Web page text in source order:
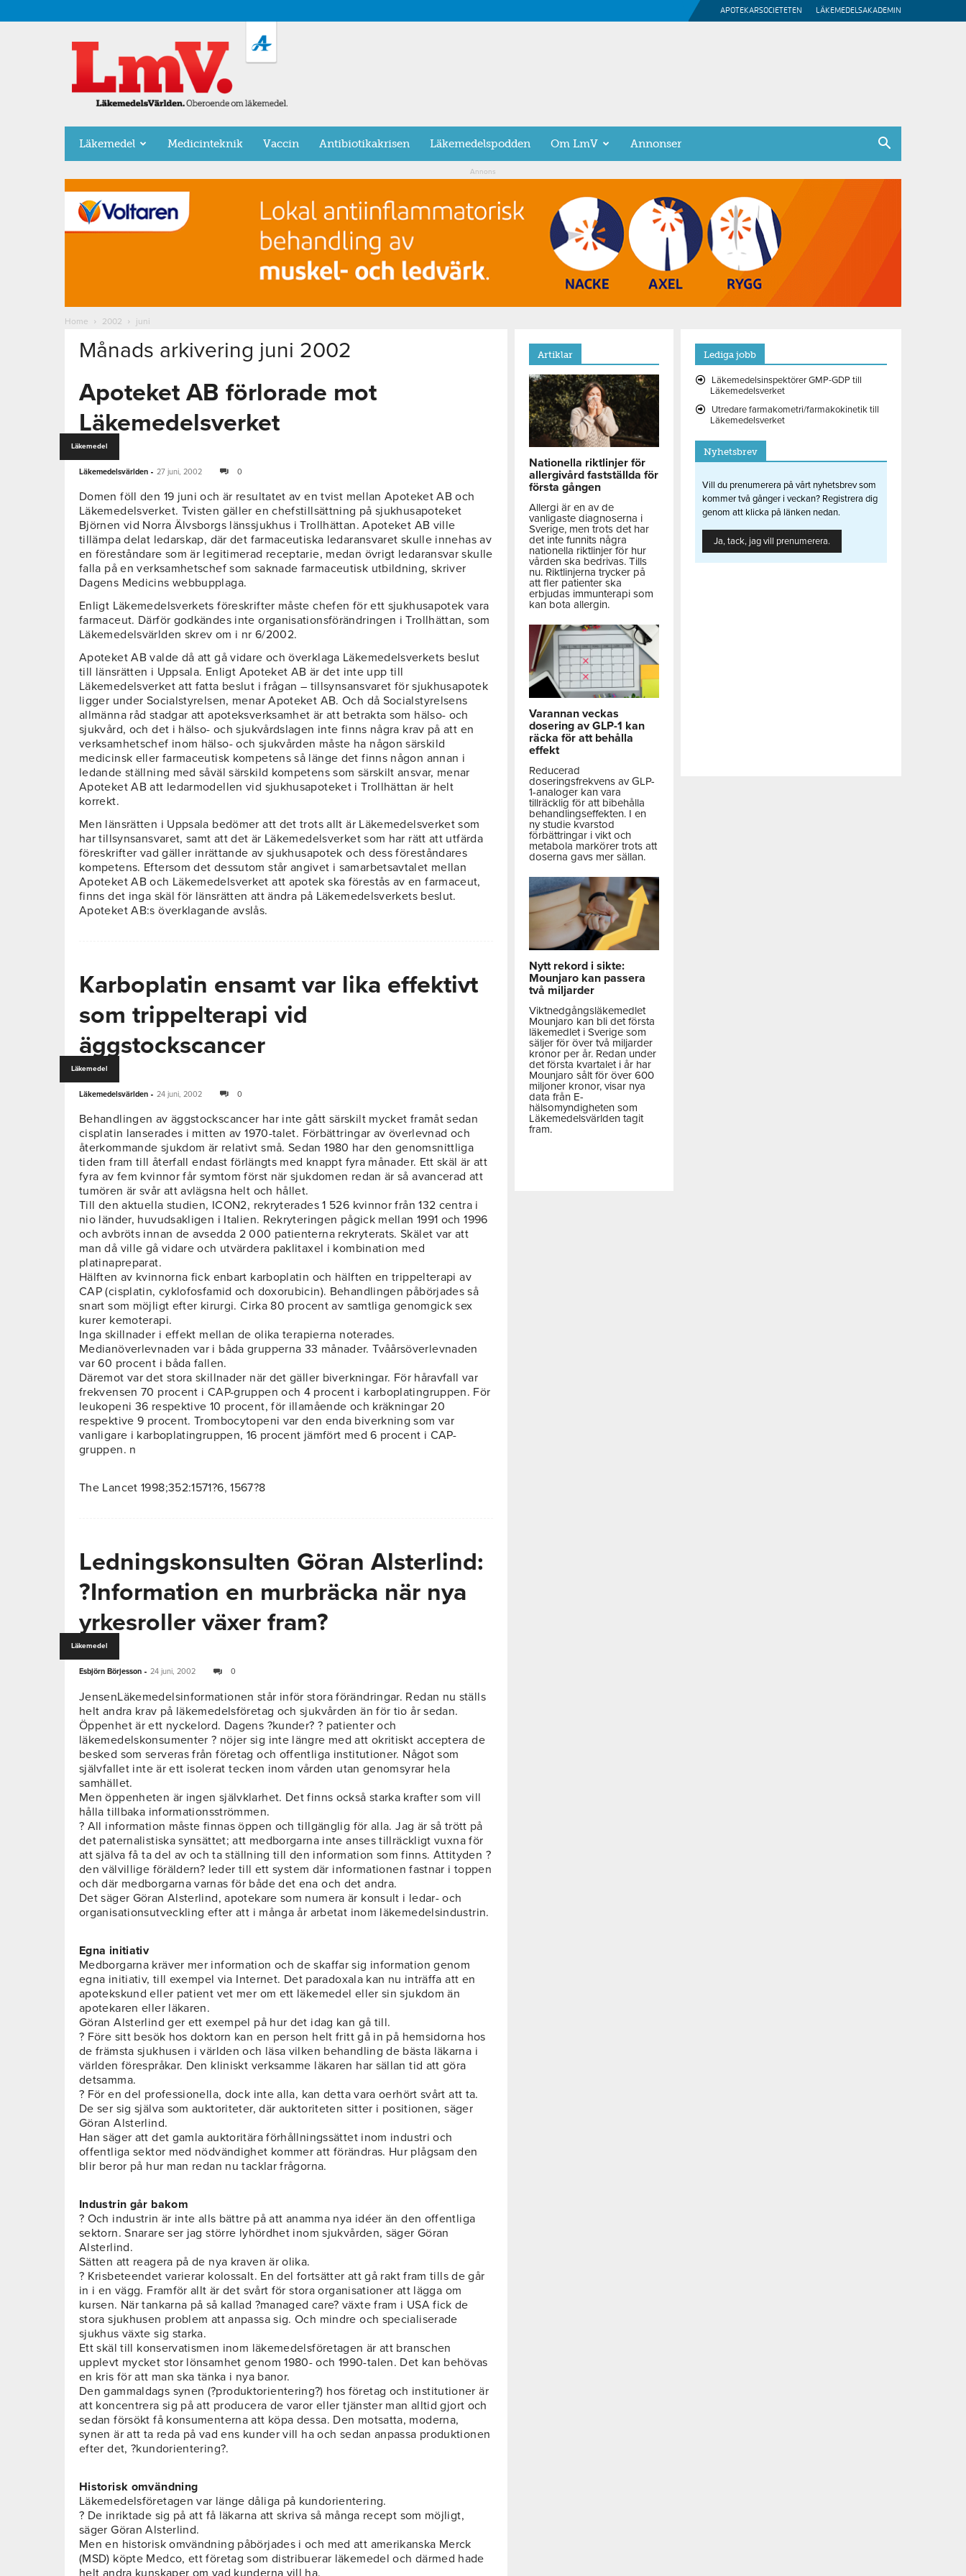
APOTEKARSOCIETETEN LÄKEMEDELSAKADEMIN
LäkemedelsVärlden
Läkemedel Medicinteknik Vaccin Antibiotikakrisen Läkemedelspodden Om LmV Annonser
Annons
Home 2002 juni
Månads arkivering juni 2002
Apoteket AB förlorade mot
Läkemedelsverket
Läkemedel
Läkemedelsvärlden - 27 juni, 2002 0
Domen föll den 19 juni och är resultatet av en tvist mellan Apoteket AB och
Läkemedelsverket. Tvisten gäller en chefstillsättning på sjukhusapoteket
Björnen vid Norra Älvsborgs länssjukhus i Trollhättan. Apoteket AB ville
tillämpa delat ledarskap, där det farmaceutiska ledaransvaret skulle innehas av
en föreståndare som är legitimerad receptarie, medan övrigt ledaransvar skulle
falla på en verksamhetschef som saknade farmaceutisk utbildning, skriver
Dagens Medicins webbupplaga.
Enligt Läkemedelsverkets föreskrifter måste chefen för ett sjukhusapotek vara
farmaceut. Därför godkändes inte organisationsförändringen i Trollhättan, som
Läkemedelsvärlden skrev om i nr 6/2002.
Apoteket AB valde då att gå vidare och överklaga Läkemedelsverkets beslut
till länsrätten i Uppsala. Enligt Apoteket AB är det inte upp till
Läkemedelsverket att fatta beslut i frågan – tillsynsansvaret för sjukhusapotek
ligger under Socialstyrelsen, menar Apoteket AB. Och då Socialstyrelsens
allmänna råd stadgar att apoteksverksamhet är att betrakta som hälso- och
sjukvård, och det i hälso- och sjukvårdslagen inte finns några krav på att en
verksamhetschef inom hälso- och sjukvården måste ha någon särskild
medicinsk eller farmaceutisk kompetens så länge det finns någon annan i
ledande ställning med såväl särskild kompetens som särskilt ansvar, menar
Apoteket AB att ledarmodellen vid sjukhusapoteket i Trollhättan är helt
korrekt.
Men länsrätten i Uppsala bedömer att det trots allt är Läkemedelsverket som
har tillsynsansvaret, samt att det är Läkemedelsverket som har rätt att utfärda
föreskrifter vad gäller inrättande av sjukhusapotek och dess föreståndares
kompetens. Eftersom det dessutom står angivet i samarbetsavtalet mellan
Apoteket AB och Läkemedelsverket att apotek ska förestås av en farmaceut,
finns det inga skäl för länsrätten att ändra på Läkemedelsverkets beslut.
Apoteket AB:s överklagande avslås.
Karboplatin ensamt var lika effektivt
som trippelterapi vid
äggstockscancer
Läkemedel
Läkemedelsvärlden - 24 juni, 2002 0
Behandlingen av äggstockscancer har inte gått särskilt mycket framåt sedan
cisplatin lanserades i mitten av 1970-talet. Förbättringar av överlevnad och
återkommande sjukdom är relativt små. Sedan 1980 har den genomsnittliga
tiden fram till återfall endast förlängts med knappt fyra månader. Ett skäl är att
fyra av fem kvinnor får symtom först när sjukdomen redan är så avancerad att
tumören är svår att avlägsna helt och hållet.
Till den aktuella studien, ICON2, rekryterades 1 526 kvinnor från 132 centra i
nio länder, huvudsakligen i Italien. Rekryteringen pågick mellan 1991 och 1996
och avbröts innan de avsedda 2 000 patienterna rekryterats. Skälet var att
man då ville gå vidare och utvärdera paklitaxel i kombination med
platinapreparat.
Hälften av kvinnorna fick enbart karboplatin och hälften en trippelterapi av
CAP (cisplatin, cyklofosfamid och doxorubicin). Behandlingen påbörjades så
snart som möjligt efter kirurgi. Cirka 80 procent av samtliga genomgick sex
kurer kemoterapi.
Inga skillnader i effekt mellan de olika terapierna noterades.
Medianöverlevnaden var i båda grupperna 33 månader. Tvåårsöverlevnaden
var 60 procent i båda fallen.
Däremot var det stora skillnader när det gäller biverkningar. För håravfall var
frekvensen 70 procent i CAP-gruppen och 4 procent i karboplatingruppen. För
leukopeni 36 respektive 10 procent, för illamående och kräkningar 20
respektive 9 procent. Trombocytopeni var den enda biverkning som var
vanligare i karboplatingruppen, 16 procent jämfört med 6 procent i CAP-
gruppen. n
The Lancet 1998;352:1571?6, 1567?8
Ledningskonsulten Göran Alsterlind:
?Information en murbräcka när nya
yrkesroller växer fram?
Läkemedel
Esbjörn Börjesson - 24 juni, 2002 0
JensenLäkemedelsinformationen står inför stora förändringar. Redan nu ställs
helt andra krav på läkemedelsföretag och sjukvården än för tio år sedan.
Öppenhet är ett nyckelord. Dagens ?kunder? ? patienter och
läkemedelskonsumenter ? nöjer sig inte längre med att okritiskt acceptera de
besked som serveras från företag och offentliga institutioner. Något som
självfallet inte är ett isolerat tecken inom vården utan genomsyrar hela
samhället.
Men öppenheten är ingen självklarhet. Det finns också starka krafter som vill
hålla tillbaka informationsströmmen.
? All information måste finnas öppen och tillgänglig för alla. Jag är så trött på
det paternalistiska synsättet; att medborgarna inte anses tillräckligt vuxna för
att själva få ta del av och ta ställning till den information som finns. Attityden ?
den välvillige föräldern? leder till ett system där informationen fastnar i toppen
och där medborgarna varnas för både det ena och det andra.
Det säger Göran Alsterlind, apotekare som numera är konsult i ledar- och
organisationsutveckling efter att i många år arbetat inom läkemedelsindustrin.
Egna initiativ
Medborgarna kräver mer information och de skaffar sig information genom
egna initiativ, till exempel via Internet. Det paradoxala kan nu inträffa att en
apotekskund eller patient vet mer om ett läkemedel eller sin sjukdom än
apotekaren eller läkaren.
Göran Alsterlind ger ett exempel på hur det idag kan gå till.
? Före sitt besök hos doktorn kan en person helt fritt gå in på hemsidorna hos
de främsta sjukhusen i världen och läsa vilken behandling de bästa läkarna i
världen förespråkar. Den kliniskt verksamme läkaren har sällan tid att göra
detsamma.
? För en del professionella, dock inte alla, kan detta vara oerhört svårt att ta.
De ser sig själva som auktoriteter, där auktoriteten sitter i positionen, säger
Göran Alsterlind.
Han säger att det gamla auktoritära förhållningssättet inom industri och
offentliga sektor med nödvändighet kommer att förändras. Hur plågsam den
blir beror på hur man redan nu tacklar frågorna.
Industrin går bakom
? Och industrin är inte alls bättre på att anamma nya idéer än den offentliga
sektorn. Snarare ser jag större lyhördhet inom sjukvården, säger Göran
Alsterlind.
Sätten att reagera på de nya kraven är olika.
? Krisbeteendet varierar kolossalt. En del fortsätter att gå rakt fram tills de går
in i en vägg. Framför allt är det svårt för stora organisationer att lägga om
kursen. När tankarna på så kallad ?managed care? växte fram i USA fick de
stora sjukhusen problem att anpassa sig. Och mindre och specialiserade
sjukhus växte sig starka.
Ett skäl till konservatismen inom läkemedelsföretagen är att branschen
upplevt mycket stor lönsamhet genom 1980- och 1990-talen. Det kan behövas
en kris för att man ska tänka i nya banor.
Den gammaldags synen (?produktorientering?) hos företag och institutioner är
att koncentrera sig på att producera de varor eller tjänster man alltid gjort och
sedan försökt få konsumenterna att köpa dessa. Den motsatta, moderna,
synen är att ta reda på vad ens kunder vill ha och sedan anpassa produktionen
efter det, ?kundorientering?.
Historisk omvändning
Läkemedelsföretagen var länge dåliga på kundorientering.
? De inriktade sig på att få läkarna att skriva så många recept som möjligt,
säger Göran Alsterlind.
Men en historisk omvändning påbörjades i och med att amerikanska Merck
(MSD) köpte Medco, ett företag som distribuerar läkemedel och därmed hade
helt andra kunskaper om vad kunderna vill ha.
Artiklar
Nationella riktlinjer för
allergivård fastställda för
första gången
Allergi är en av de
vanligaste diagnoserna i
Sverige, men trots det har
det inte funnits några
nationella riktlinjer för hur
vården ska bedrivas. Tills
nu. Riktlinjerna trycker på
att fler patienter ska
erbjudas immunterapi som
kan bota allergin.
Varannan veckas
dosering av GLP-1 kan
räcka för att behålla
effekt
Reducerad
doseringsfrekvens av GLP-
1-analoger kan vara
tillräcklig för att bibehålla
behandlingseffekten. I en
ny studie kvarstod
förbättringar i vikt och
metabola markörer trots att
doserna gavs mer sällan.
Nytt rekord i sikte:
Mounjaro kan passera
två miljarder
Viktnedgångsläkemedlet
Mounjaro kan bli det första
läkemedlet i Sverige som
säljer för över två miljarder
kronor per år. Redan under
det första kvartalet i år har
Mounjaro sålt för över 600
miljoner kronor, visar nya
data från E-
hälsomyndigheten som
Läkemedelsvärlden tagit
fram.
Lediga jobb
Läkemedelsinspektörer GMP-GDP till
Läkemedelsverket
Utredare farmakometri/farmakokinetik till
Läkemedelsverket
Nyhetsbrev
Vill du prenumerera på vårt nyhetsbrev som
kommer två gånger i veckan? Registrera dig
genom att klicka på länken nedan.
Ja, tack, jag vill prenumerera.